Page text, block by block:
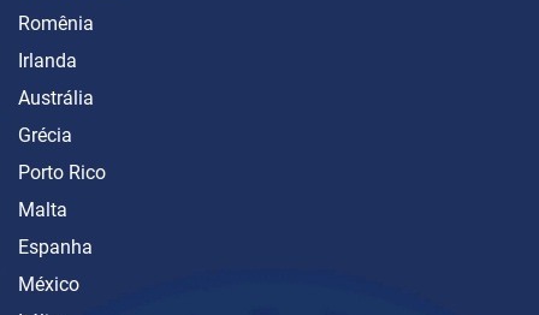
Romênia
Irlanda
Austrália
Grécia
Porto Rico
Malta
Espanha
México